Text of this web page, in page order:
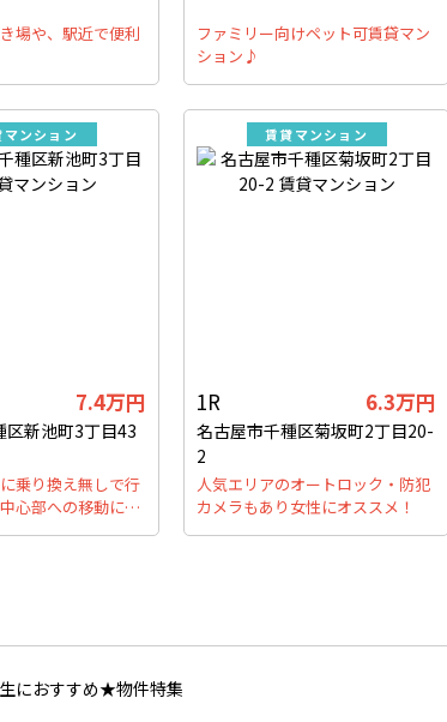
場や、駅近で便利
ファミリー向けペット可賃貸マン
ション♪
マンション
7.4万円
区新池町3丁目43
乗り換え無しで行
心部への移動に…
賃貸マンション
1R 6.3万円
名古屋市千種区菊坂町2丁目20-
2
人気エリアのオートロック・防犯
カメラもあり女性にオススメ！